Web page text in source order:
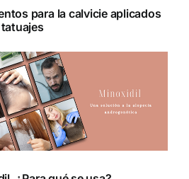
para la calvicie aplicados